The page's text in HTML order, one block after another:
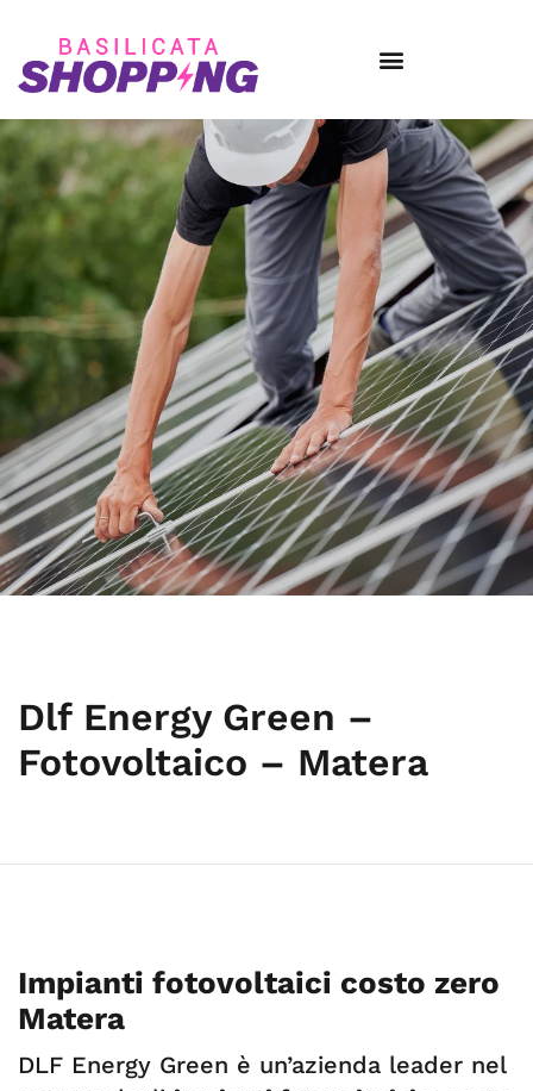
Dlf Energy Green –
Fotovoltaico – Matera
Impianti fotovoltaici costo zero
Matera
DLF Energy Green è un’azienda leader nel